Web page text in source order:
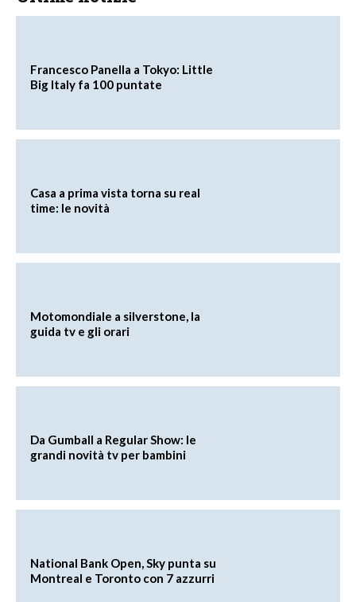
Francesco Panella a Tokyo: Little
Big Italy fa 100 puntate
Casa a prima vista torna su real
time: le novità
Motomondiale a silverstone, la
guida tv e gli orari
Da Gumball a Regular Show: le
grandi novità tv per bambini
National Bank Open, Sky punta su
Montreal e Toronto con 7 azzurri